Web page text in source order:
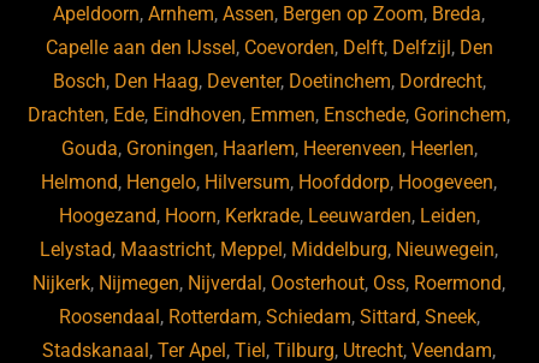
o
k
Apeldoorn,Arnhem,Assen, Bergen op Zoom, Breda,
Capelle aan den IJssel , Coevorden, Delft, Delfzijl , Den
Bosch, Den Haag, Deventer, Doetinchem, Dordrecht,
Drachten, Ede, Eindhoven, Emmen, Enschede, Gorinchem,
Gouda, Groningen, Haarlem, Heerenveen, Heerlen,
Helmond, Hengelo, Hilversum, Hoofddorp, Hoogeveen,
Hoogezand, Hoorn, Kerkrade, Leeuwarden, Leiden,
Lelystad, Maastricht, Meppel , Middelburg, Nieuwegein,
Nijkerk, Nijmegen, Nijverdal , Oosterhout, Oss, Roermond,
Roosendaal , Rotterdam, Schiedam, Sittard, Sneek,
Stadskanaal ,Ter Apel ,Tiel ,Tilburg, Utrecht,Veendam,